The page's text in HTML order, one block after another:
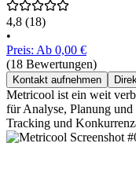
4,8 (18)
•
Preis: Ab 0,00 €
(18 Bewertungen)
Kontakt aufnehmen
Metricool ist ein weit
für Analyse, Planung
Tracking und